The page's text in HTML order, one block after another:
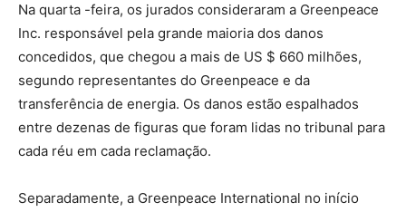
Na quarta -feira, os jurados consideraram a Greenpeace
Inc. responsável pela grande maioria dos danos
concedidos, que chegou a mais de US $ 660 milhões,
segundo representantes do Greenpeace e da
transferência de energia. Os danos estão espalhados
entre dezenas de figuras que foram lidas no tribunal para
cada réu em cada reclamação.
Separadamente, a Greenpeace International no início